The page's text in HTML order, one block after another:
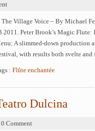
Village Voice – By Michael
2011. Peter Brook’s Magic Flute:
A slimmed-down production
with results both svelte and
: Flûte enchantée
Dulcina
0 Comment